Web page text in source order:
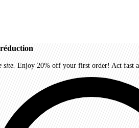
site. Enjoy 20% off your first order! Act fast